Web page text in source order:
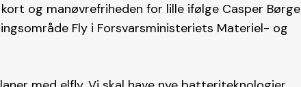
og manøvrefriheden for lille ifølge Casper Børge
Fly i Forsvarsministeriets Materiel- og